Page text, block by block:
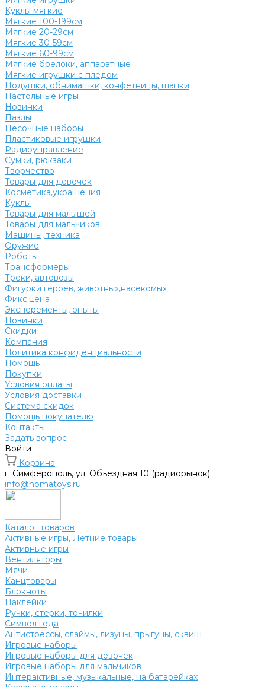
Куклы мягкие
Мягкие 100-199см
Мягкие 20-29см
Мягкие 30-59см
Мягкие 60-99см
Мягкие брелоки, аппаратные
Мягкие игрушки с пледом
Подушки, обнимашки, конфетницы, шапки
Настольные игры
Новинки
Пазлы
Песочные наборы
Пластиковые игрушки
Радиоуправление
Сумки, рюкзаки
Творчество
Товары для девочек
Косметика,украшения
Куклы
Товары для малышей
Товары для мальчиков
Машины, техника
Оружие
Роботы
Трансформеры
Треки, автовозы
Фигурки героев, животных,насекомых
Фикс.цена
Эксперементы, опыты
Новинки
Скидки
Компания
Политика конфиденциальности
Помощь
Покупки
Условия оплаты
Условия доставки
Система скидок
Помощь покупателю
Контакты
Задать вопрос
Войти
Корзина
г. Симферополь, ул. Объездная 10 (радиорынок)
info@homatoys.ru
Каталог товаров
Активные игры, Летние товары
Активные игры
Вентиляторы
Мячи
Канцтовары
Блокноты
Наклейки
Ручки, стерки, точилки
Символ года
Антистрессы, слаймы, лизуны, прыгуны, сквиш
Игровые наборы
Игровые наборы для девочек
Игровые наборы для мальчиков
Интерактивные, музыкальные, на батарейках